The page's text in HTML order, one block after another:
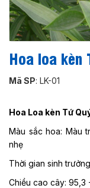
Hoa loa kèn
Mã SP: LK-01
Hoa Loa kèn Tứ
Màu sắc hoa: Màu
nhẹ
Thời gian sinh
Chiều cao cây: 95,3